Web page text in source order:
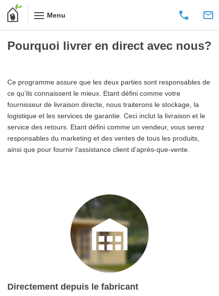
Menu
Pourquoi livrer en direct avec nous?
Ce programme assure que les deux parties sont responsables de
ce qu’ils connaissent le mieux. Etant défini comme votre
fournisseur de livraison directe, nous traiterons le stockage, la
logistique et les services de garantie. Ceci inclut la livraison et le
service des retours. Etant défini comme un vendeur, vous serez
responsables du marketing et des ventes de tous les produits,
ainsi que pour fournir l’assistance client d’après-que-vente.
Directement depuis le fabricant